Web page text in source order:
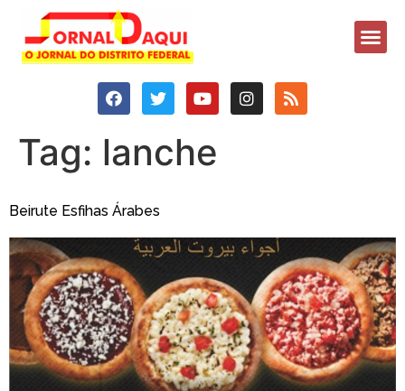
Tag: lanche
Beirute Esfihas Árabes